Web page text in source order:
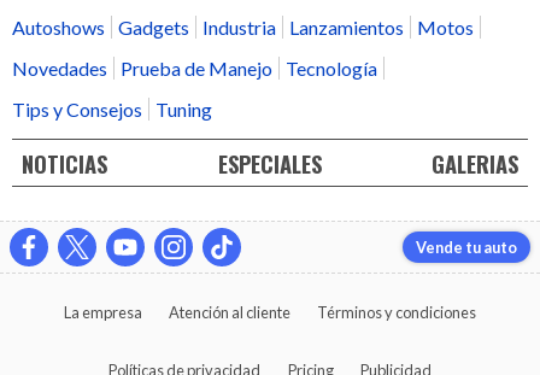
Autoshows
Gadgets Industria Lanzamientos
Motos
Novedades
Prueba de Manejo
Tecnología
Tips y Consejos
Tuning
NOTICIAS ESPECIALES GALERIAS
Vende tu auto
La empresa Atención al cliente Términos y condiciones
Políticas de privacidad Pricing Publicidad